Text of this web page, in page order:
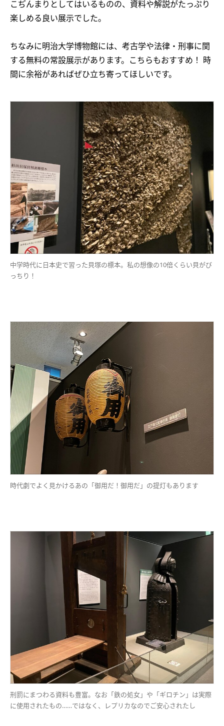
こぢんまりとしてはいるものの、資料や解説がたっぷり
楽しめる良い展示でした。
ちなみに明治大学博物館には、考古学や法律・刑事に関
する無料の常設展示があります。こちらもおすすめ！ 時
間に余裕があればぜひ立ち寄ってほしいです。
中学時代に日本史で習った貝塚の標本。私の想像の10倍くらい貝がび
っちり！
時代劇でよく見かけるあの「御用だ！御用だ」の提灯もあります
刑罰にまつわる資料も豊富。なお「鉄の処女」や「ギロチン」は実際
に使用されたもの……ではなく、レプリカなのでご安心されたし